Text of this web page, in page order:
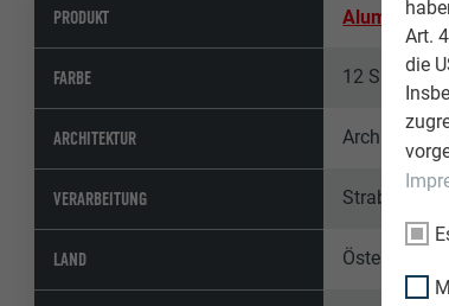
Art.
die
PRODUKT Aluminium
FARBE 12
ARCHITEKTUR Architektur
VERARBEITUNG Strabag AG,
LAND Österreich